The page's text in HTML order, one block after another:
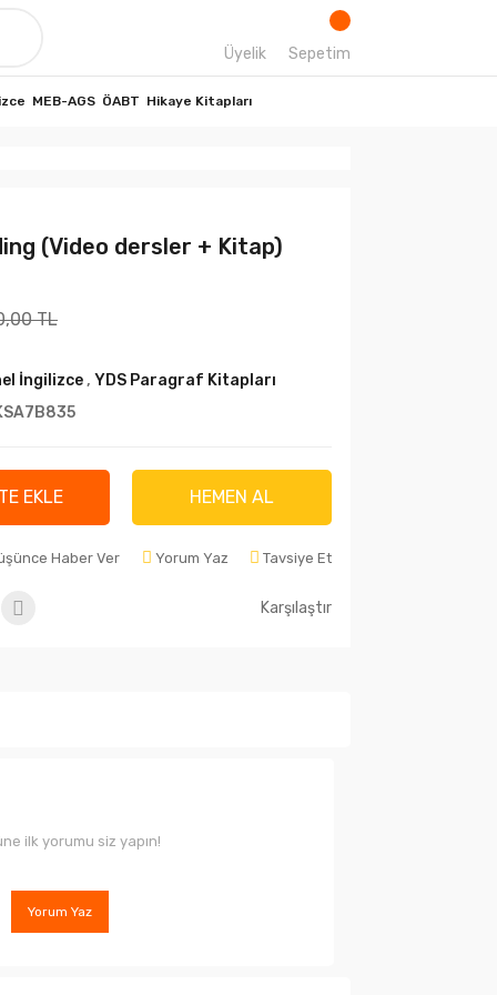
Üyelik Sepetim
MEB-AGS ÖABT Hikaye Kitapları
(Video dersler + Kitap)
TL
İngilizce,YDS Paragraf Kitapları
EKLE HEMEN AL
Haber Ver Yorum Yaz Tavsiye Et
Karşılaştır
ilk yorumu siz yapın!
Yorum Yaz